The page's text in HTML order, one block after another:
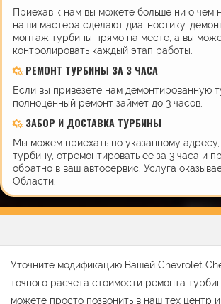
Приехав к нам вы можете больше ни о чем
наши мастера сделают диагностику,
монтаж турбины прямо на месте, а вы
контролировать каждый этап работы.
РЕМОНТ ТУРБИНЫ ЗА 3 ЧАСА
Если вы привезете нам демонтированную
полноценный ремонт займет до 3 часов.
ЗАБОР И ДОСТАВКА ТУРБИНЫ
Мы можем приехать по указанному адресу,
турбину, отремонтировать ее за 3 часа и
обратно в ваш автосервис. Услуга
Области.
Уточните модификацию Вашей Chevrolet
точного расчета стоимости ремонта
можете просто позвонить в наш тех центр